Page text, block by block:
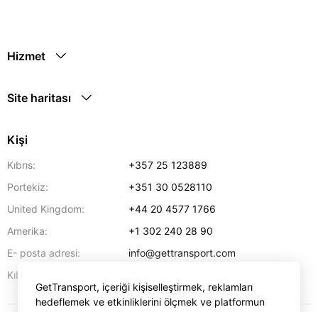
Hizmet
Site haritası
Kişi
Kıbrıs:
+357 25 123889
Portekiz:
+351 30 0528110
United Kingdom:
+44 20 4577 1766
Amerika:
+1 302 240 28 90
E- posta adresi:
info@gettransport.com
Kıbrıs:
GetTransport, içeriği kişiselleştirmek, reklamları
hedeflemek ve etkinliklerini ölçmek ve platformun